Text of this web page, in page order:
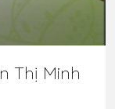
Thị Minh